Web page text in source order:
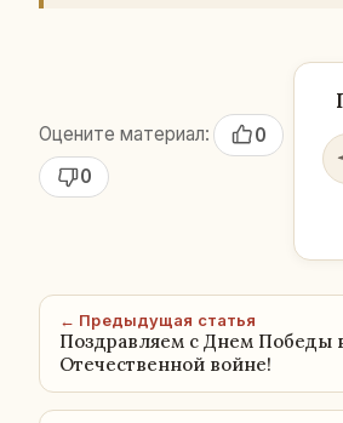
Оцените материал:
0
0
← Предыдущая статья
Поздравляем с Днем Победы
Отечественной войне!